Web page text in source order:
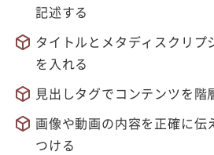
記述する
タイトルとメタディスクリプ
を入れる
見出しタグでコンテンツを階
画像や動画の内容を正確に伝
つける